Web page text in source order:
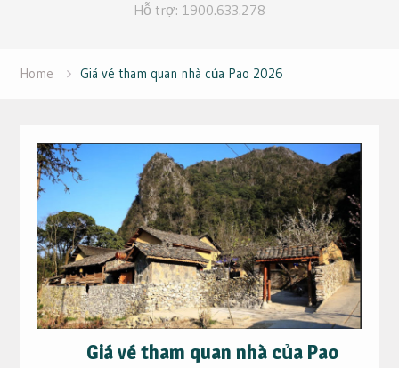
Hỗ trợ: 1900.633.278
Home Giá vé tham quan nhà của Pao 2026
Giá vé tham quan nhà của Pao